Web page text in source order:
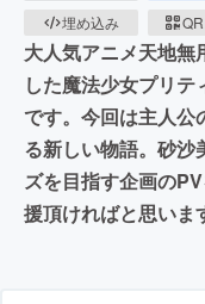
埋め込み
大人気アニメ天地無
した魔法少女プリ
です。今回は主人公
る新しい物語。砂
ズを目指す企画の
援頂ければと思いま